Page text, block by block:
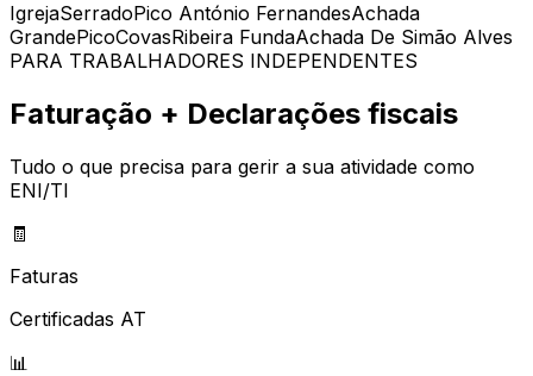
IgrejaSerradoPico António FernandesAchada
GrandePicoCovasRibeira FundaAchada De Simão Alves
PARA TRABALHADORES INDEPENDENTES
Faturação + Declarações fiscais
Tudo o que precisa para gerir a sua atividade como
ENI/TI
🧾
Faturas
Certificadas AT
📊